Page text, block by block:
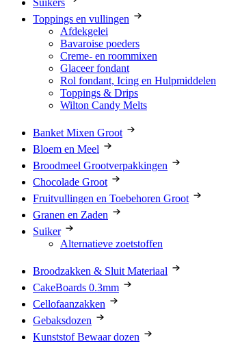
Suikers
Toppings en vullingen
Afdekgelei
Bavaroise poeders
Creme- en roommixen
Glaceer fondant
Rol fondant, Icing en Hulpmiddelen
Toppings & Drips
Wilton Candy Melts
Banket Mixen Groot
Bloem en Meel
Broodmeel Grootverpakkingen
Chocolade Groot
Fruitvullingen en Toebehoren Groot
Granen en Zaden
Suiker
Alternatieve zoetstoffen
Broodzakken & Sluit Materiaal
CakeBoards 0.3mm
Cellofaanzakken
Gebaksdozen
Kunststof Bewaar dozen